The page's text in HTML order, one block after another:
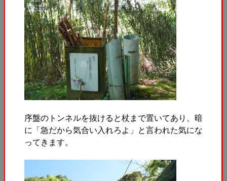
序盤のトンネルを抜けると杖まで置いてあり、暗
に「急だから気合い入れろよ」と言われた気にな
ってきます。